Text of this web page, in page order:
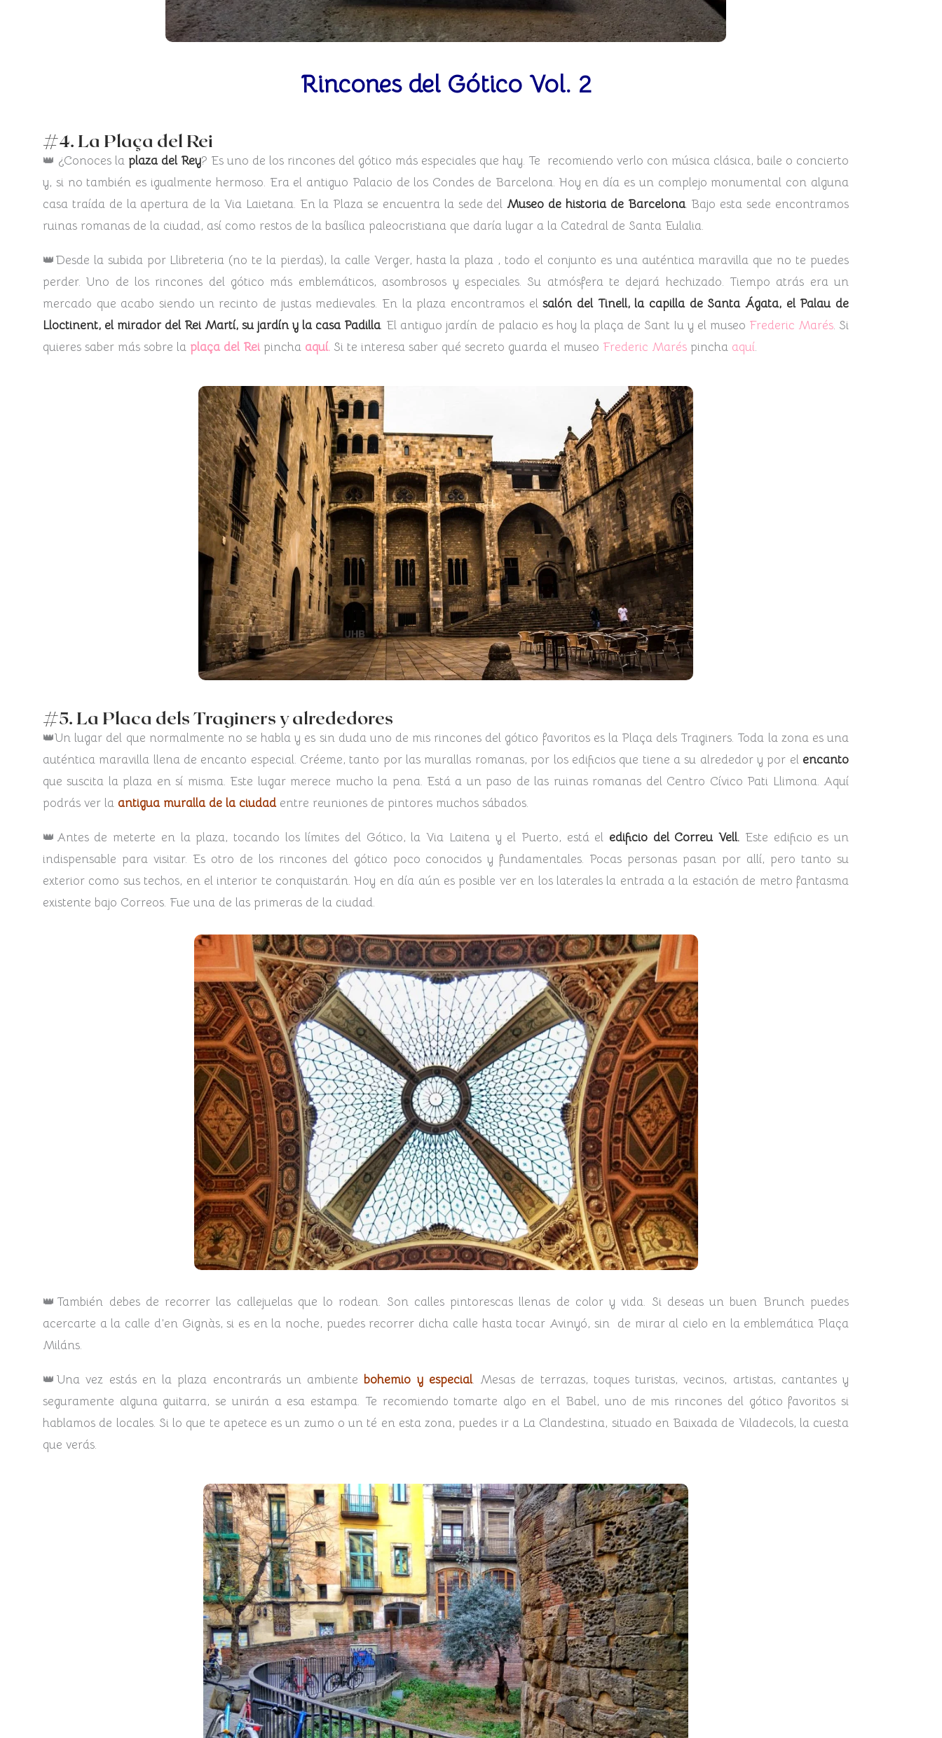
Rincones del Gótico Vol. 2
#4. La Plaça del Rei
👑 ¿Conoces la plaza del Rey? Es uno de los rincones del gótico más especiales que hay. Te recomiendo verlo con música clásica, baile o concierto
y, si no también es igualmente hermoso. Era el antiguo Palacio de los Condes de Barcelona. Hoy en día es un complejo monumental con alguna
casa traída de la apertura de la Via Laietana. En la Plaza se encuentra la sede del Museo de historia de Barcelona. Bajo esta sede encontramos
ruinas romanas de la ciudad, así como restos de la basílica paleocristiana que daría lugar a la Catedral de Santa Eulalia.
👑Desde la subida por Llibreteria (no te la pierdas), la calle Verger, hasta la plaza , todo el conjunto es una auténtica maravilla que no te puedes
perder. Uno de los rincones del gótico más emblemáticos, asombrosos y especiales. Su atmósfera te dejará hechizado. Tiempo atrás era un
mercado que acabo siendo un recinto de justas medievales. En la plaza encontramos elsalón del Tinell, la capilla de Santa Ágata, el Palau de
Lloctinent, el mirador del Rei Martí, su jardín y la casa Padilla. El antiguo jardín de palacio es hoy la plaça de Sant Iu y el museo Frederic Marés. Si
quieres saber más sobre la plaça del Rei pincha aquí. Si te interesa saber qué secreto guarda el museo Frederic Marés pincha aquí.
#5. La Placa dels Traginers y alrededores
👑Un lugar del que normalmente no se habla y es sin duda uno de mis rincones del gótico favoritos es la Plaça dels Traginers. Toda la zona es una
auténtica maravilla llena de encanto especial. Créeme, tanto por las murallas romanas, por los edificios que tiene a su alrededor y por el encanto
que suscita la plaza en sí misma. Este lugar merece mucho la pena. Está a un paso de las ruinas romanas del Centro Cívico Pati Llimona. Aquí
podrás ver la antigua muralla de la ciudadentre reuniones de pintores muchos sábados.
👑Antes de meterte en la plaza, tocando los límites del Gótico, la Via Laitena y el Puerto, está el edificio del Correu Vell. Este edificio es un
indispensable para visitar. Es otro de los rincones del gótico poco conocidos y fundamentales. Pocas personas pasan por allí, pero tanto su
exterior como sus techos, en el interior te conquistarán. Hoy en día aún es posible ver en los laterales la entrada a la estación de metro fantasma
existente bajo Correos. Fue una de las primeras de la ciudad.
👑También debes de recorrer las callejuelas que lo rodean. Son calles pintorescas llenas de color y vida. Si deseas un buen Brunch puedes
acercarte a la calle d’en Gignàs, si es en la noche, puedes recorrer dicha calle hasta tocar Avinyó, sin de mirar al cielo en la emblemática Plaça
Miláns.
👑Una vez estás en la plaza encontrarás un ambiente bohemio y especial. Mesas de terrazas, toques turistas, vecinos, artistas, cantantes y
seguramente alguna guitarra, se unirán a esa estampa. Te recomiendo tomarte algo en el Babel, uno de mis rincones del gótico favoritos si
hablamos de locales. Si lo que te apetece es un zumo o un té en esta zona, puedes ir a La Clandestina, situado en Baixada de Viladecols, la cuesta
que verás.